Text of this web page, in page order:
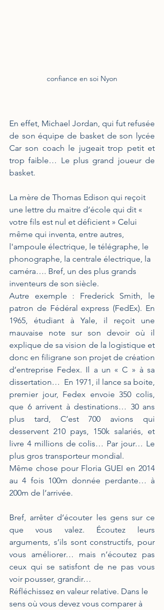
confiance en soi Nyon
En effet, Michael Jordan, qui fut refusée
de son équipe de basket de son lycée
Car son coach le jugeait trop petit et
trop faible… Le plus grand joueur de
basket.
La mère de Thomas Edison qui reçoit
une lettre du maitre d’école qui dit «
votre fils est nul et déficient » Celui
même qui inventa, entre autres,
l'ampoule électrique, le télégraphe, le
phonographe, la centrale électrique, la
caméra…. Bref, un des plus grands
inventeurs de son siècle.
Autre exemple : Frederick Smith, le
patron de Fédéral express (FedEx). En
1965, étudiant à Yale, il reçoit une
mauvaise note sur son devoir où il
explique de sa vision de la logistique et
donc en filigrane son projet de création
d’entreprise Fedex. Il a un « C » à sa
dissertation…  En 1971, il lance sa boite,
premier jour, Fedex envoie 350 colis,
que 6 arrivent à destinations… 30 ans
plus tard, C’est 700 avions qui
desservent 210 pays, 150k salariés, et
livre 4 millions de colis… Par jour… Le
plus gros transporteur mondial.
Même chose pour Floria GUEI en 2014
au 4 fois 100m donnée perdante… à
200m de l’arrivée.
Bref, arrêter d’écouter les gens sur ce
que vous valez. Écoutez leurs
arguments, s’ils sont constructifs, pour
vous améliorer… mais n’écoutez pas
ceux qui se satisfont de ne pas vous
voir pousser, grandir…
Réfléchissez en valeur relative. Dans le
sens où vous devez vous comparer à